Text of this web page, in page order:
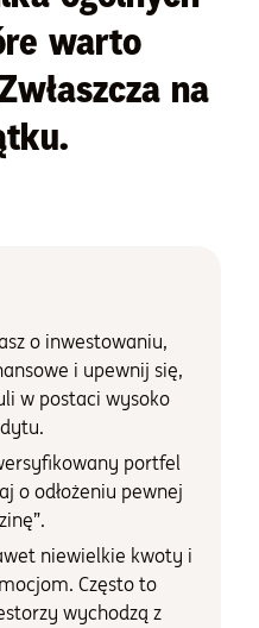
warto
na
o inwestowaniu,
i upewnij się,
w postaci wysoko
portfel
o odłożeniu pewnej
niewielkie kwoty i
Często to
wychodzą z